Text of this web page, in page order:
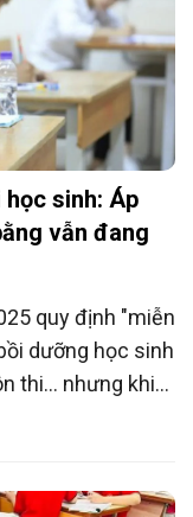
sinh: Áp
vẫn đang
quy định "miễn
dưỡng học sinh
thi... nhưng khi
bất cập và liệu